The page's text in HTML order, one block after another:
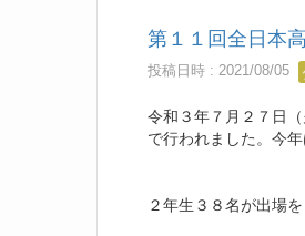
第１１回全日本
投稿日時 : 2021/08/05
令和３年７月２７日（
で行われました。今
２年生３８名が出場